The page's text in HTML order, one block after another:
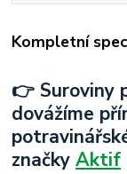
Kompletní
👉 Suroviny
dovážíme
značkyAktif